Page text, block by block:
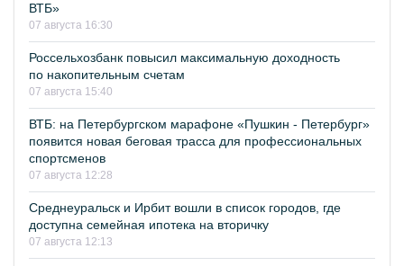
ВТБ»
07 августа 16:30
Россельхозбанк повысил максимальную доходность
по накопительным счетам
07 августа 15:40
ВТБ: на Петербургском марафоне «Пушкин - Петербург»
появится новая беговая трасса для профессиональных
спортсменов
07 августа 12:28
Среднеуральск и Ирбит вошли в список городов, где
доступна семейная ипотека на вторичку
07 августа 12:13